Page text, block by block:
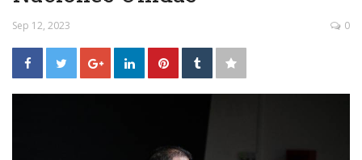
Sep 12, 2023 0